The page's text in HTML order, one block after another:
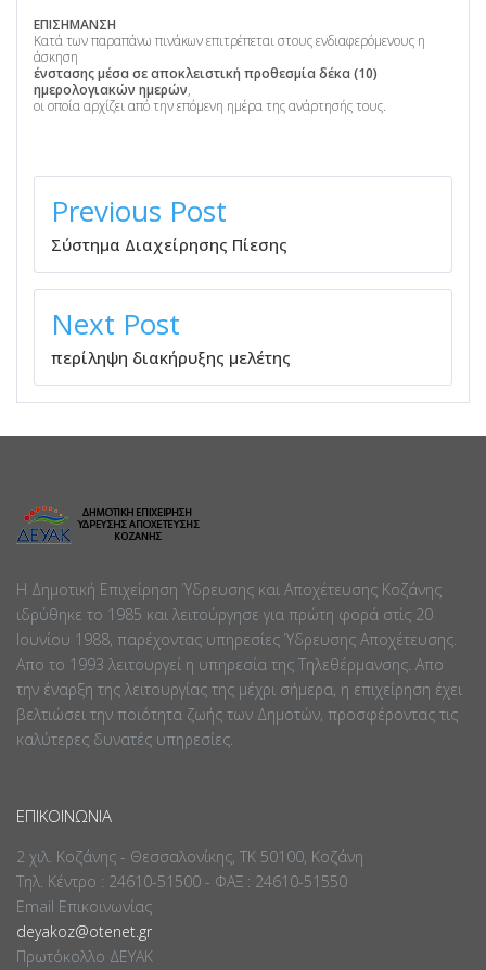
ΕΠΙΣΗΜΑΝΣΗ
Κατά των παραπάνω πινάκων επιτρέπεται στους ενδιαφερόμενους η
άσκηση
ένστασης μέσα σε αποκλειστική προθεσμία δέκα (10)
ημερολογιακών ημερών,
οι οποία αρχίζει από την επόμενη ημέρα της ανάρτησής τους.
ΠΛΟΉΓΗΣΗ
ΆΡΘΡΩΝ
Previous Post
Σύστημα Διαχείρησης Πίεσης
Next Post
περίληψη διακήρυξης μελέτης
Η Δημοτική Επιχείρηση Ύδρευσης και Αποχέτευσης Κοζάνης
ιδρύθηκε το 1985 και λειτούργησε για πρώτη φορά στίς 20
Ιουνίου 1988, παρέχοντας υπηρεσίες Ύδρευσης Αποχέτευσης.
Απο το 1993 λειτουργεί η υπηρεσία της Τηλεθέρμανσης. Απο
την έναρξη της λειτουργίας της μέχρι σήμερα, η επιχείρηση έχει
βελτιώσει την ποιότητα ζωής των Δημοτών, προσφέροντας τις
καλύτερες δυνατές υπηρεσίες.
ΕΠΙΚΟΙΝΩΝΊΑ
2 χιλ. Κοζάνης - Θεσσαλονίκης, ΤΚ 50100, Κοζάνη
Τηλ. Κέντρο : 24610-51500 - ΦΑΞ : 24610-51550
Email Επικοινωνίας
deyakoz@otenet.gr
Πρωτόκολλο ΔΕΥΑΚ